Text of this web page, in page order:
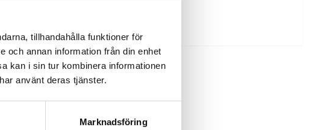
tillhandahålla funktioner för
och annan information från din enhet
kan i sin tur kombinera informationen
använt deras tjänster.
Marknadsföring